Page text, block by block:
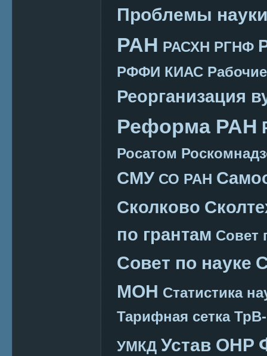
Проблемы науки
РАН РАСХН РГНФ
РФФИ КИАС
Реорганизация
Реформа РАН
Росатом
СМУ СО РАН
Сколково
по грантам Совет
Совет по науке
МОН Статистика
Тарифная сетка
УМКД Устав ОНР